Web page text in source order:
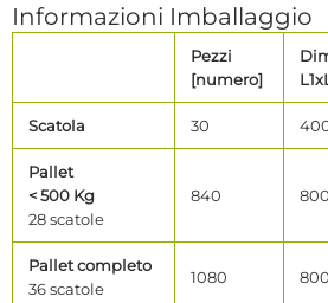
Informazioni Imballaggio
Pezzi
[numero]
Scatola 30
Pallet
< 500 Kg
28 scatole
840
Pallet completo
36 scatole
1080